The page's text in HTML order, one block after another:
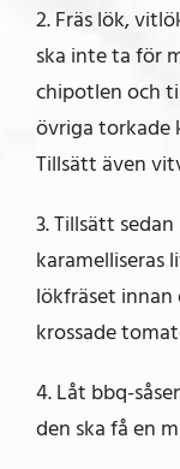
2. Fräs lök,
ska inte ta för
chipotlen och
övriga torkade
Tillsätt även
3. Tillsätt
karamelliseras
lökfräset innan
krossade
4. Låt bbq-
den ska få en